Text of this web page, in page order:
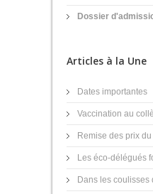
Dossier
Articles à la Une
Dates importantes
Vaccination au
Remise des prix
Les éco-délégués
Dans les coulisses